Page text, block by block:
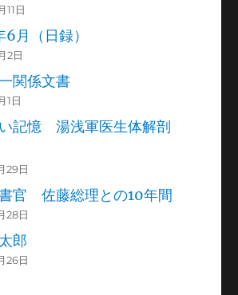
11日
月（日録）
2日
関係文書
1日
記憶 湯浅軍医生体解剖
29日
官 佐藤総理との10年間
28日
郎
26日